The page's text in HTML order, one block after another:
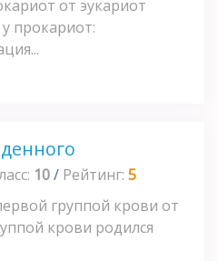
от эукариот
прокариот:
10/ Рейтинг: 5
группой крови от
крови родился